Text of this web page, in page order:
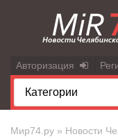
Авторизация
Мир74.ру » Новости